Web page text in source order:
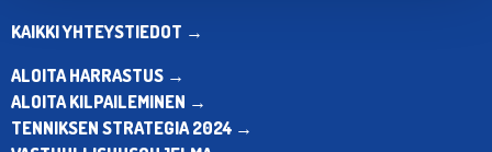
KAIKKI YHTEYSTIEDOT →
ALOITA HARRASTUS →
ALOITA KILPAILEMINEN →
TENNIKSEN STRATEGIA 2024 →